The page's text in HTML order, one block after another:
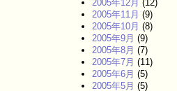
2005年12月 (12)
2005年11月 (9)
2005年10月 (8)
2005年9月 (9)
2005年8月 (7)
2005年7月 (11)
2005年6月 (5)
2005年5月 (5)